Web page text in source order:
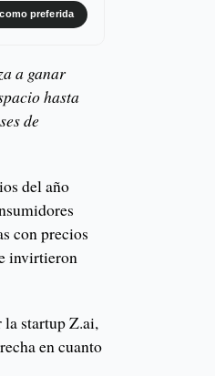
como preferida
a ganar
hasta
de
del año
con precios
invirtieron
startup Z.ai,
en cuanto